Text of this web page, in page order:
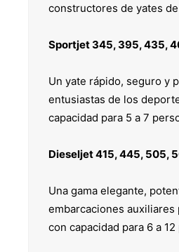
constructores de yates
Sportjet 345, 395, 435,
Un yate rápido, seguro y
entusiastas de los
capacidad para 5 a 7
Dieseljet 415, 445, 505,
Una gama elegante,
embarcaciones auxiliares
con capacidad para 6 a